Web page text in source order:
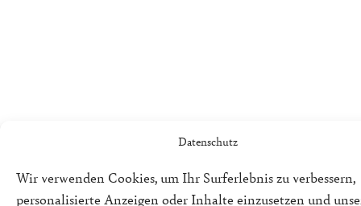
Datenschutz
Wir verwenden Cookies, um Ihr Surferlebnis zu verbessern,
personalisierte Anzeigen oder Inhalte einzusetzen und